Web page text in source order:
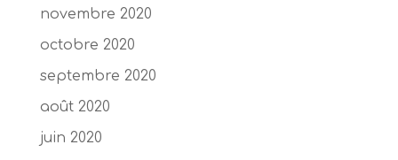
novembre 2020
octobre 2020
septembre 2020
août 2020
juin 2020